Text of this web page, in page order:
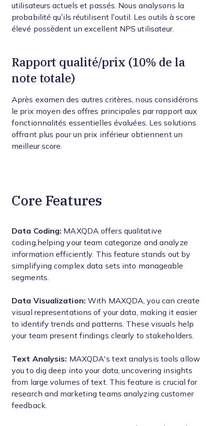
utilisateurs actuels et passés. Nous analysons la
probabilité qu’ils réutilisent l’outil. Les outils à score
élevé possèdent un excellent NPS utilisateur.
Rapport qualité/prix (10% de la
note totale)
Après examen des autres critères, nous considérons
le prix moyen des offres principales par rapport aux
fonctionnalités essentielles évaluées. Les solutions
offrant plus pour un prix inférieur obtiennent un
meilleur score.
Core Features
Data Coding: MAXQDA offers qualitative
coding,helping your team categorize and analyze
information efficiently. This feature stands out by
simplifying complex data sets into manageable
segments.
Data Visualization: With MAXQDA, you can create
visual representations of your data, making it easier
to identify trends and patterns. These visuals help
your team present findings clearly to stakeholders.
Text Analysis: MAXQDA's text analysis tools allow
you to dig deep into your data, uncovering insights
from large volumes of text. This feature is crucial for
research and marketing teams analyzing customer
feedback.